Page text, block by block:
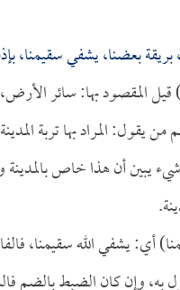
بريقة بعضنا، يشفي سقيمنا،
قيل المقصود بها: سائر
يقول: المراد بها تربة
يبين أن هذا خاص بالمدينة
أي: يشفي الله سقيمنا،